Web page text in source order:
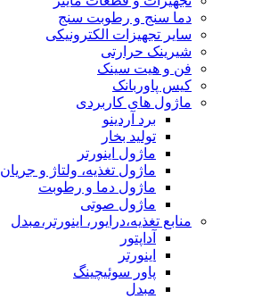
دما سنج و رطوبت سنج
سایر تجهیزات الکترونیکی
شیرینک حرارتی
فن و هیت سینک
کیس پاوربانک
ماژول های کاربردی
برد آردینو
تولید بخار
ماژول اینورتر
ماژول تغذیه، ولتاژ و جریان
ماژول دما و رطوبت
ماژول صوتی
منابع تغذیه،درایور، اینورتر،مبدل
آداپتور
اینورتر
پاور سوئیچینگ
مبدل